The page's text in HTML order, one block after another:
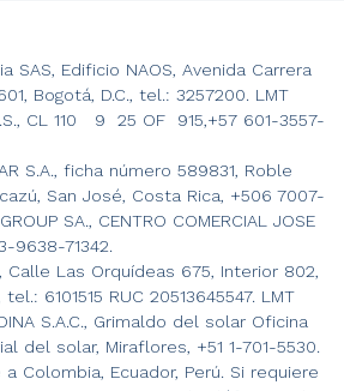
SAS, Edificio NAOS, Avenida Carrera
Bogotá, D.C., tel.: 3257200. LMT
CL 110 9 25 OF 915,+57 601-3557-
S.A., ficha número 589831, Roble
San José, Costa Rica, +506 7007-
SA., CENTRO COMERCIAL JOSE
9638-71342.
Calle Las Orquídeas 675, Interior 802,
6101515 RUC 20513645547. LMT
S.A.C., Grimaldo del solar Oficina
del solar, Miraflores, +51 1-701-5530.
Colombia, Ecuador, Perú. Si requiere